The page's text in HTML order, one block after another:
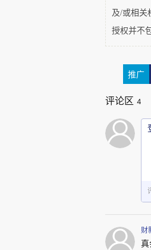
替代
是可以
强制就是
但冬
车不让
办法，谁
性，外
项政策
及/或相关
授权并不
推广
评论区 4
财
真